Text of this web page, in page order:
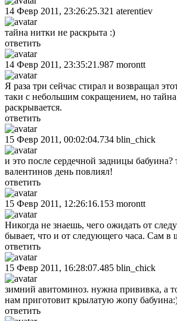
14 Февр 2011, 23:26:25.321 aterentiev
тайна нитки не раскрыта :)
ответить
14 Февр 2011, 23:35:21.987 morontt
Я раза три сейчас стирал и возвращал
таки с небольшим сокращением, но тайна
раскрывается.
ответить
15 Февр 2011, 00:02:04.734 blin_chick
и это после сердечной задницы бабуина?
валентинов день повлиял!
ответить
15 Февр 2011, 12:26:16.153 morontt
Никогда не знаешь, чего ожидать от
бывает, что и от следующего часа. Сам в
ответить
15 Февр 2011, 16:28:07.485 blin_chick
зимний авитоминоз. нужна прививка, а
нам приготовит крылатую жопу
ответить